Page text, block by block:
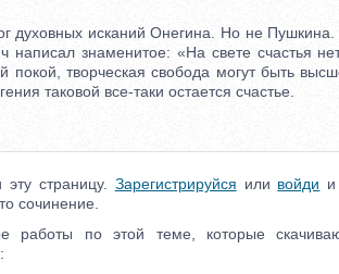
духовных исканий Онегина. Но не Пушкина.
написал знаменитое: «На свете счастья
покой, творческая свобода могут быть
таковой все-таки остается счастье.
страницу. Зарегистрируйся или войди
сочинение.
работы по этой теме, которые
: